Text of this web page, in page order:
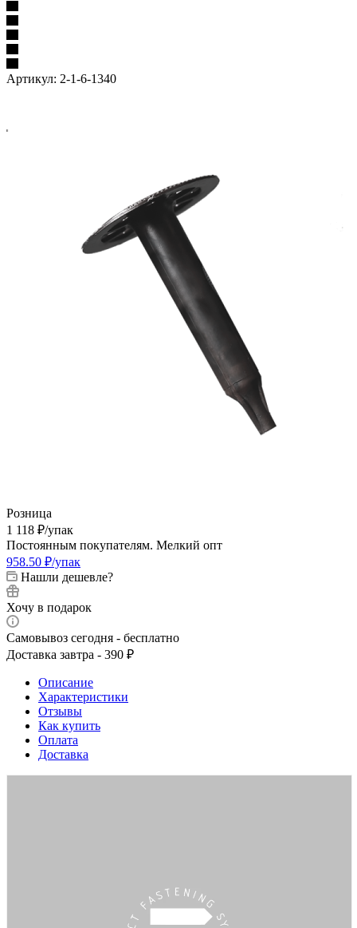
Артикул: 2-1-6-1340
Розница
1 118 ₽/упак
Постоянным покупателям. Мелкий опт
958.50 ₽/упак
Нашли дешевле?
Хочу в подарок
Самовывоз сегодня - бесплатно
Доставка завтра - 390 ₽
Описание
Характеристики
Отзывы
Как купить
Оплата
Доставка